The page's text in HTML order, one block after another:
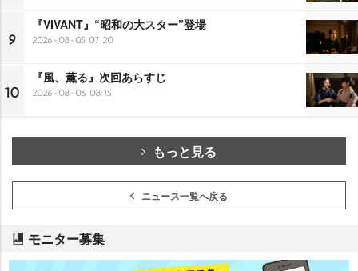
9
『VIVANT』“昭和の大スター”登場
2026-08-05 07:20
10
『風、薫る』次回あらすじ
2026-08-06 08:15
もっと見る
ニュース一覧へ戻る
モニター募集